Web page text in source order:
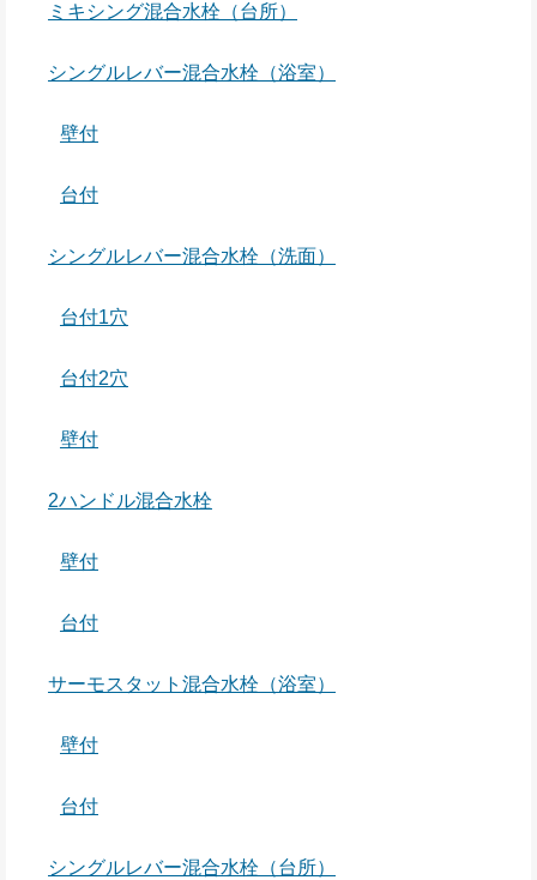
ミキシング混合水栓（台所）
シングルレバー混合水栓（浴室）
壁付
台付
シングルレバー混合水栓（洗面）
台付1穴
台付2穴
壁付
2ハンドル混合水栓
壁付
台付
サーモスタット混合水栓（浴室）
壁付
台付
シングルレバー混合水栓（台所）